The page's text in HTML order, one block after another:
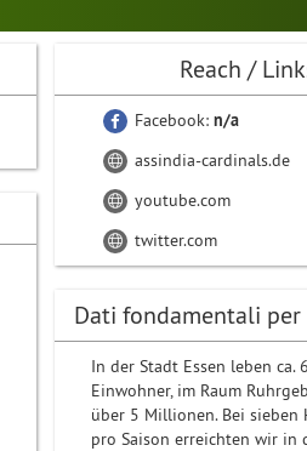
Reach /
Facebook:n/a
assindia-cardinals.de
youtube.com
twitter.com
Dati fondamentali
In der Stadt Essen leben ca.
Einwohner, im Raum
über 5 Millionen. Bei sieben
pro Saison erreichten wir in